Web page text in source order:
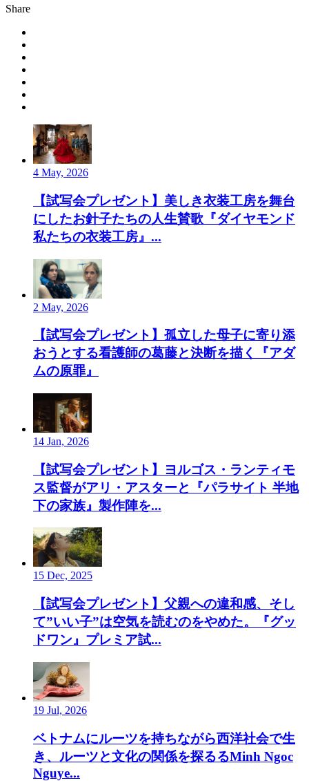
Share
4 May, 2026
【試写会プレゼント】美しき衣装工房を舞台
にしたお針子たちの人生賛歌『ダイヤモンド
私たちの衣装工房』...
2 May, 2026
【試写会プレゼント】孤立した母子に寄り添
おうとする看護師の葛藤と決断を描く『アダ
ムの原罪』
14 Jan, 2026
【試写会プレゼント】ヨルゴス・ランティモ
ス監督がアリ・アスターと『パラサイト 半地
下の家族』製作陣を...
15 Dec, 2025
【試写会プレゼント】父親への違和感、そし
て”いい子”は空気を読むのをやめた。『グッ
ドワン』プレミア試...
19 Jul, 2026
ベトナムにルーツを持ちながら西洋社会で生
き、ルーツと文化の関係を探るるMinh Ngoc
Nguye...